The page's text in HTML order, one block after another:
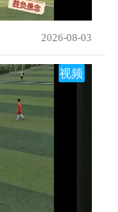
2026-08-03
视频